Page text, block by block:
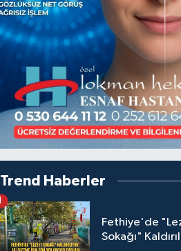
Trend Haberler
Fethiye'de
Sokağı"